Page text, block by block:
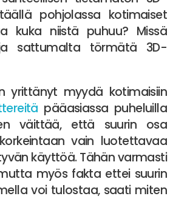
pohjolassa kotimaiset
kuka niistä puhuu? Missä
sattumalta törmätä 3D-
yrittänyt myydä kotimaisiin
pääasiassa puheluilla
väittää, että suurin osa
vain luotettavaa
käyttöä. Tähän varmasti
myös fakta ettei suurin
voi tulostaa, saati miten